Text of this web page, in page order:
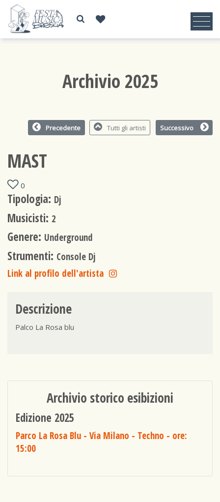
Archivio 2025
Precedente Tutti gli artisti Successivo
MAST
0
Tipologia: Dj
Musicisti: 2
Genere: Underground
Strumenti: Console Dj
Link al profilo dell'artista
Descrizione
Palco La Rosa blu
Archivio storico esibizioni
Edizione 2025
Parco La Rosa Blu - Via Milano - Techno - ore:
15:00